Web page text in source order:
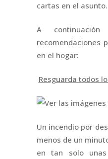
cartas en el asunto.
A
recomendaciones
en el hogar:
Resguarda todos
Un incendio por
menos de un
en tan solo